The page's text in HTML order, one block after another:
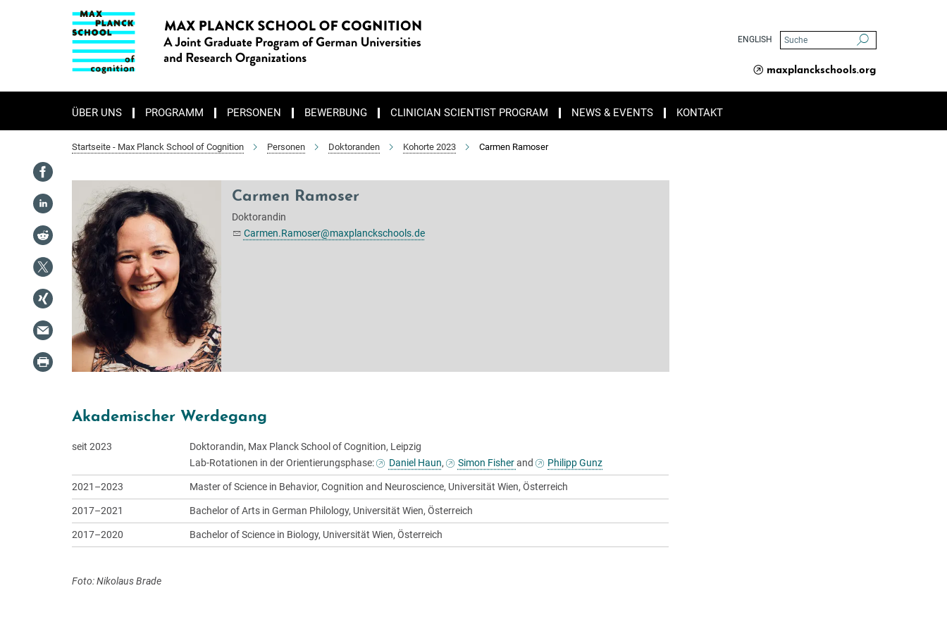
ENGLISH
maxplanckschools.org
ÜBER UNS PROGRAMM PERSONEN BEWERBUNG CLINICIAN SCIENTIST PROGRAM NEWS & EVENTS KONTAKT
Startseite - Max Planck School of Cognition Personen Doktoranden Kohorte 2023 Carmen Ramoser
Carmen Ramoser
Doktorandin
Carmen.Ramoser@maxplanckschools.de
Akademischer Werdegang
seit 2023
Doktorandin, Max Planck School of Cognition, Leipzig
Lab-Rotationen in der Orientierungsphase:
Daniel Haun, Simon Fisherand Philipp Gunz
2021–2023 Master of Science in Behavior, Cognition and Neuroscience, Universität Wien, Österreich
2017–2021 Bachelor of Arts in German Philology, Universität Wien, Österreich
2017–2020 Bachelor of Science in Biology, Universität Wien, Österreich
Foto: Nikolaus Brade